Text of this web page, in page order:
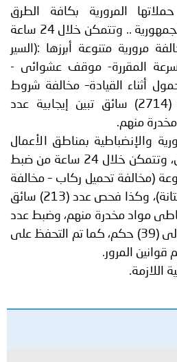
المرورية بكافة الطرق
والمحـاور على مستوى الجمهورية .. وتتمكن خلال 24 ساعة
(127416) مخالفة مرورية متنوعة أبرزها :(السير
المقررة- موقف عشوائى -
أثناء القيادة– مخالفة شروط
التراخيص).. وفحص عدد (2714) سائق تبين إيجابية عدد
والإنضباطية بمناطق الأعمال
بالطريق الدائرى الإقليمى، وتتمكن خلال 24 ساعة من ضبط
(مخالفة تحميل ركاب – مخالفة
شروط التراخيص - أمن ومتانة)، وكذا فحص عدد (213) سائق
مواد مخدرة منهم، وضبط عدد
(28) محكوم عليهم بإجمالى (39) حكم، كما تم التحفظ على
اللازمة.